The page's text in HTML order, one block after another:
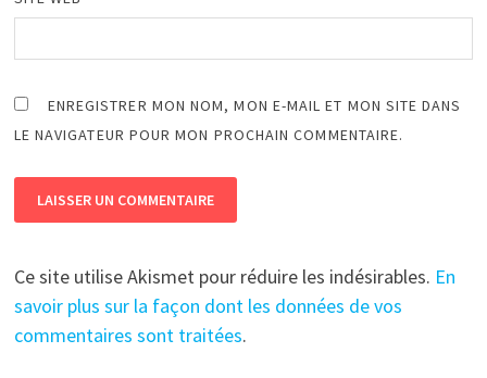
ENREGISTRER MON NOM, MON E-MAIL ET MON SITE DANS
LE NAVIGATEUR POUR MON PROCHAIN COMMENTAIRE.
Ce site utilise Akismet pour réduire les indésirables. En
savoir plus sur la façon dont les données de vos
commentaires sont traitées.